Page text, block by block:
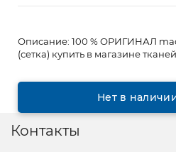
Описание: 100 % ОРИГИНАЛ
(сетка) купить в магазине
Нет в
Контакты